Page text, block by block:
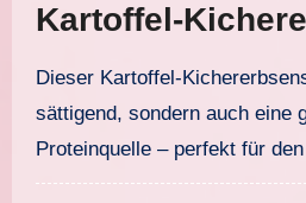
Kartoffel-
mit
Dieser Kartoffel-Kichererbsensalat ist nicht nur
sättigend, sondern auch eine
Proteinquelle – perfekt für